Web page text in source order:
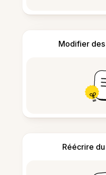
Modifier des
Réécrire